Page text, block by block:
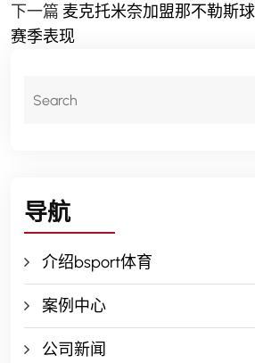
下一篇 麦克托米奈加盟那不勒斯
赛季表现
导航
介绍bsport体育
案例中心
公司新闻